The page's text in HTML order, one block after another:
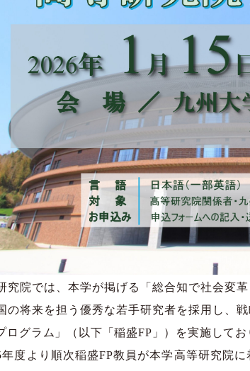
院では、本学が掲げる「総合知で社会変
の将来を担う優秀な若手研究者を採用し、
ログラム」（以下「稲盛FP」）を実施してお
度より順次稲盛FP教員が本学高等研究院